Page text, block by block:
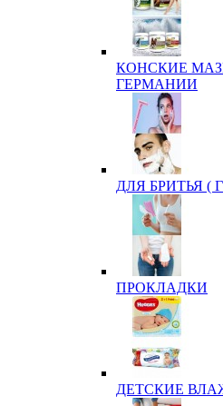
КОНСКИЕ
ГЕРМАНИИ
ДЛЯ БРИТЬЯ (
ПРОКЛАДКИ
ДЕТСКИЕ